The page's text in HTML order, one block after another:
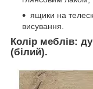
ящики на
висування.
Колір меблів:
(білий).